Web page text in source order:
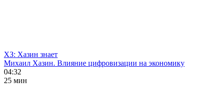
ХЗ: Хазин знает
Михаил Хазин. Влияние цифровизации на экономику
04:32
25 мин